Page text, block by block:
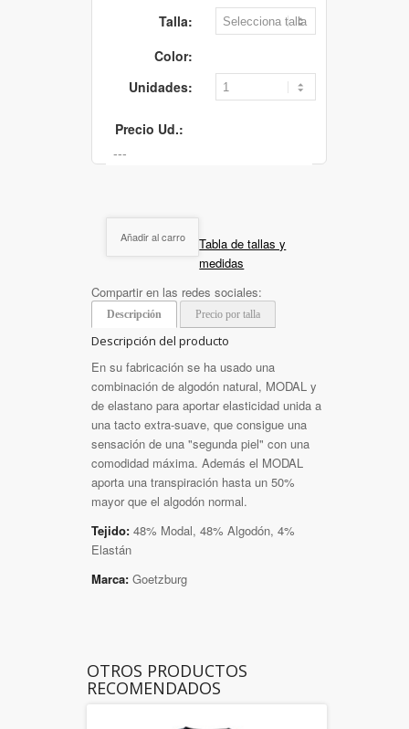
Talla:
Color:
Unidades:
Precio Ud.:
Añadir al carro
Tabla de tallas y
medidas
Compartir en las redes sociales:
Descripción Precio por talla
Descripción del producto
En su fabricación se ha usado una
combinación de algodón natural, MODAL y
de elastano para aportar elasticidad unida a
una tacto extra-suave, que consigue una
sensación de una "segunda piel" con una
comodidad máxima. Además el MODAL
aporta una transpiración hasta un 50%
mayor que el algodón normal.
Tejido: 48% Modal, 48% Algodón, 4%
Elastán
Marca: Goetzburg
OTROS PRODUCTOS
RECOMENDADOS